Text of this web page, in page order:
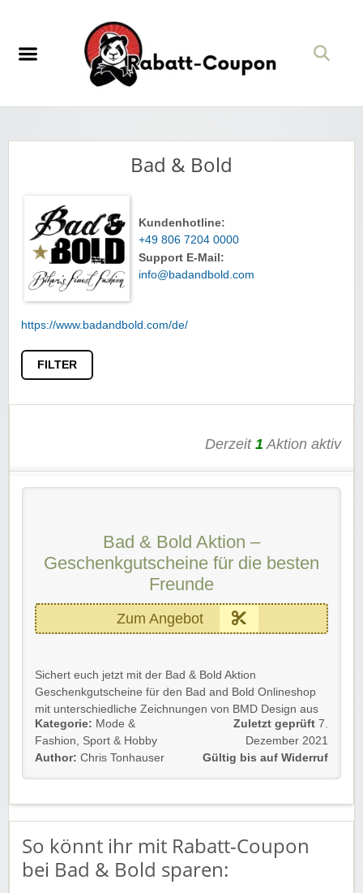
Bad & Bold
Kundenhotline:
+49 806 7204 0000
Support E-Mail:
info@badandbold.com
https://www.badandbold.com/de/
FILTER
Derzeit 1 Aktion aktiv
Bad & Bold Aktion –
Geschenkgutscheine für die besten
Freunde
Zum Angebot
Sichert euch jetzt mit der Bad & Bold Aktion
Geschenkgutscheine für den Bad and Bold Onlineshop
mit unterschiedliche Zeichnungen von BMD Design aus
Paris für euere besten Freunde.
Die Geschenkgutscheine sind von 25 Euro bis 1.000
Gültig für Neu- und Bestandskunden.
Viel spaß beim stöbern!
Kategorie: Mode &
Fashion
Sport & Hobby
Author: Chris Tonhauser
Zuletzt geprüft 7.
Dezember 2021
Gültig bis auf Widerruf
So könnt ihr mit Rabatt-Coupon
bei Bad & Bold sparen: